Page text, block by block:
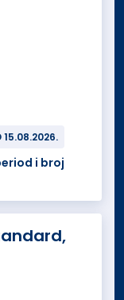
15.08.2026.
i broj